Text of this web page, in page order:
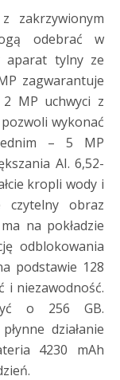
zakrzywionym
odebrać w
aparat tylny ze
zagwarantuje
MP uchwyci z
wykonać
– 5 MP
AI. 6,52-
kropli wody i
czytelny obraz
na pokładzie
odblokowania
podstawie 128
i niezawodność.
o 256 GB.
działanie
4230 mAh